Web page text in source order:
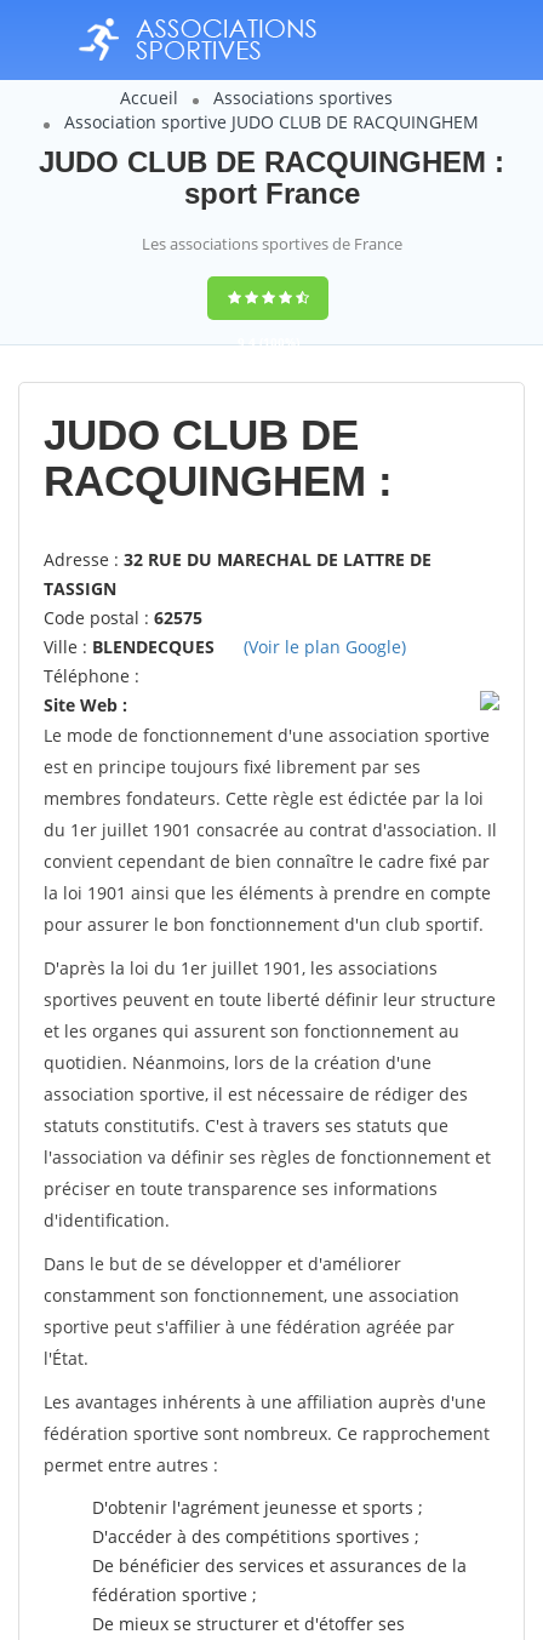
Accueil
Associations sportives
Association sportive JUDO CLUB DE RACQUINGHEM
JUDO CLUB DE RACQUINGHEM :
sport France
Les associations sportives de France
9,4(100%)
14358votes
JUDO CLUB DE
RACQUINGHEM :
Adresse : 32 RUE DU MARECHAL DE LATTRE DE
TASSIGN
Code postal : 62575
Ville : BLENDECQUES
(Voir le plan Google)
Téléphone :
Site Web :
Le mode de fonctionnement d'une association sportive
est en principe toujours fixé librement par ses
membres fondateurs. Cette règle est édictée par la loi
du 1er juillet 1901 consacrée au contrat d'association. Il
convient cependant de bien connaître le cadre fixé par
la loi 1901 ainsi que les éléments à prendre en compte
pour assurer le bon fonctionnement d'un club sportif.
D'après la loi du 1er juillet 1901, les associations
sportives peuvent en toute liberté définir leur structure
et les organes qui assurent son fonctionnement au
quotidien. Néanmoins, lors de la création d'une
association sportive, il est nécessaire de rédiger des
statuts constitutifs. C'est à travers ses statuts que
l'association va définir ses règles de fonctionnement et
préciser en toute transparence ses informations
d'identification.
Dans le but de se développer et d'améliorer
constamment son fonctionnement, une association
sportive peut s'affilier à une fédération agréée par
l'État.
Les avantages inhérents à une affiliation auprès d'une
fédération sportive sont nombreux. Ce rapprochement
permet entre autres :
D'obtenir l'agrément jeunesse et sports ;
D'accéder à des compétitions sportives ;
De bénéficier des services et assurances de la
fédération sportive ;
De mieux se structurer et d'étoffer ses